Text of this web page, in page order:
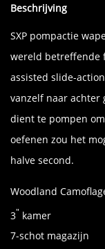
Beschrijving
SXP pompactie
wereld betreffende
assisted slide-
vanzelf naar achter
dient te pompen
oefenen zou het
halve second.
Woodland
3" kamer
7-schot magazijn